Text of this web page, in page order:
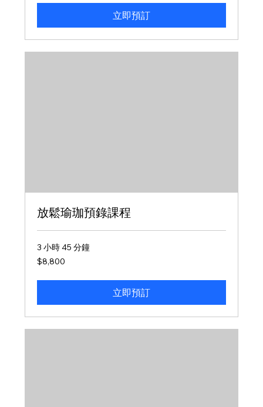
幣
立即預訂
放鬆瑜珈預錄課程
3 小時 45 分鐘
8,800
新
幣
$8,800
立即預訂